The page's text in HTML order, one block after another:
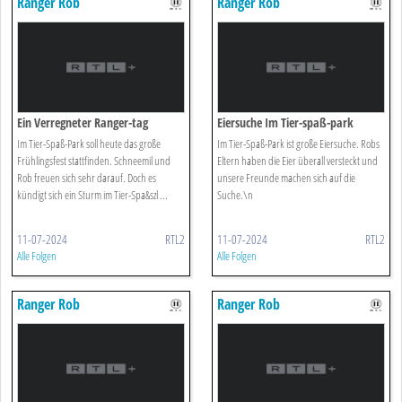
Ein Verregneter Ranger-tag
Im Tier-Spaß-Park soll heute das große
Frühlingsfest stattfinden. Schneemil und
Rob freuen sich sehr darauf. Doch es
kündigt sich ein Sturm im Tier-Spa&szl ...
11-07-2024 RTL2
Alle Folgen
Eiersuche Im Tier-spaß-park
Im Tier-Spaß-Park ist große Eiersuche. Robs
Eltern haben die Eier überall versteckt und
unsere Freunde machen sich auf die
Suche.\n
11-07-2024 RTL2
Alle Folgen
Ranger Rob Ranger Rob